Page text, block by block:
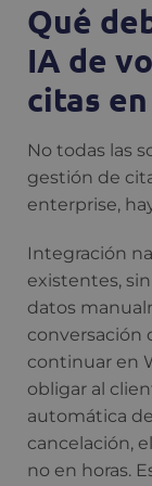
Qué
IA de
citas
No todas las
gestión de
enterprise,
Integración
existentes,
datos
conversación
continuar en
obligar al
automática
cancelación,
no en horas.